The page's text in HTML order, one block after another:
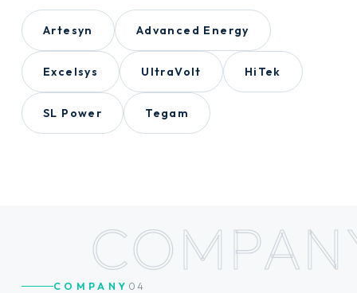
Artesyn Advanced Energy
Excelsys UltraVolt HiTek
SL Power Tegam
COMPANY 04